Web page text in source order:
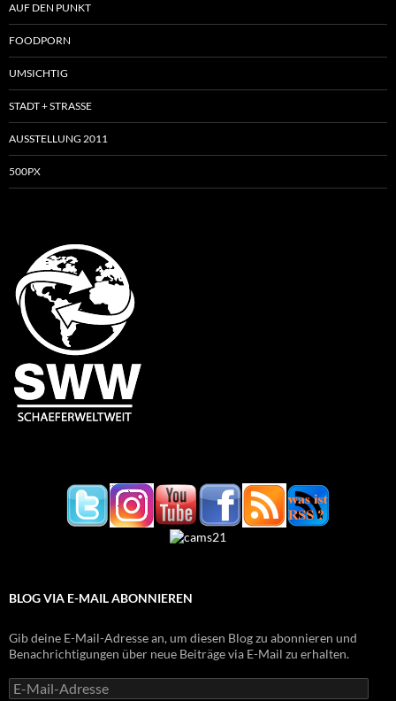
AUF DEN PUNKT
FOODPORN
UMSICHTIG
STADT + STRASSE
AUSSTELLUNG 2011
500PX
BLOG VIA E-MAIL ABONNIEREN
Gib deine E-Mail-Adresse an, um diesen Blog zu abonnieren und
Benachrichtigungen über neue Beiträge via E-Mail zu erhalten.
E-